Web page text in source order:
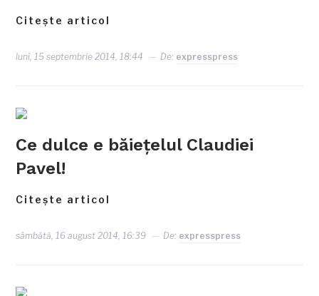
Citește articol
luni, 15 septembrie 2014, 18:44 De: expresspress
Ce dulce e băieţelul Claudiei
Pavel!
Citește articol
sâmbătă, 16 august 2014, 16:39 De: expresspress